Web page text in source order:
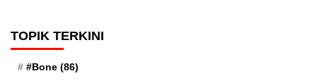
TOPIK TERKINI
#Bone (86)